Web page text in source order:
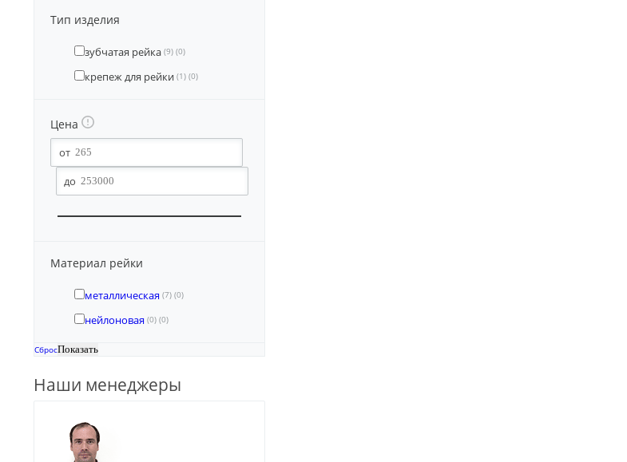
Тип изделия
зубчатая рейка (9) (0)
крепеж для рейки (1) (0)
Цена
Материал рейки
металлическая (7) (0)
нейлоновая (0) (0)
Сброс
Наши менеджеры